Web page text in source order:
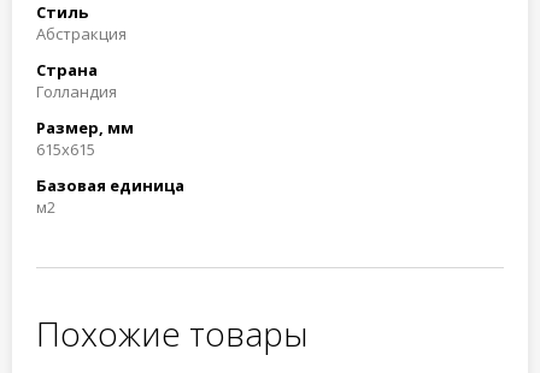
Стиль
Абстракция
Страна
Голландия
Размер, мм
615x615
Базовая единица
м2
Похожие товары